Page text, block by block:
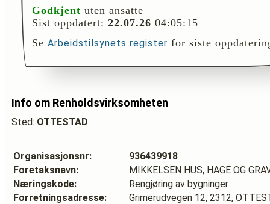
Godkjent uten ansatte
Sist oppdatert: 22.07.26 04:05:15
Se Arbeidstilsynets register for siste
Info om Renholdsvirksomheten
Sted: OTTESTAD
Organisasjonsnr:
936439918
Foretaksnavn:
MIKKELSEN HUS, HAGE OG
Næringskode:
Rengjøring av bygninger
Forretningsadresse:
Grimerudvegen 12, 2312,